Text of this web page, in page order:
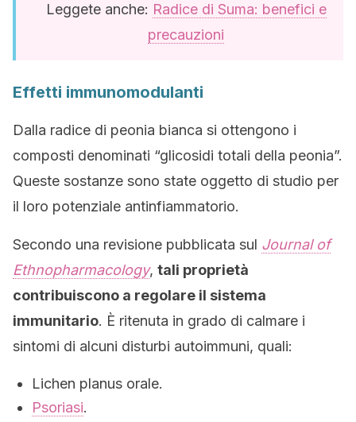
Leggete anche: Radice di Suma: benefici e
precauzioni
Effetti immunomodulanti
Dalla radice di peonia bianca si ottengono i
composti denominati “glicosidi totali della peonia”.
Queste sostanze sono state oggetto di studio per
il loro potenziale antinfiammatorio.
Secondo una revisione pubblicata sul Journal of
Ethnopharmacology, tali proprietà
contribuiscono a regolare il sistema
immunitario. È ritenuta in grado di calmare i
sintomi di alcuni disturbi autoimmuni, quali:
Lichen planus orale.
Psoriasi.